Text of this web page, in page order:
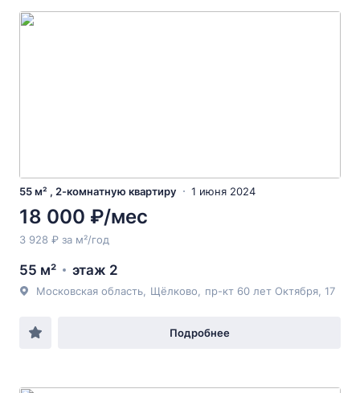
55 м² , 2-комнатную квартиру 1 июня 2024
18 000 ₽/мес
3 928 ₽ за м²/год
55 м² этаж 2
Московская область Щёлково пр-кт 60 лет Октября , 17
Подробнее